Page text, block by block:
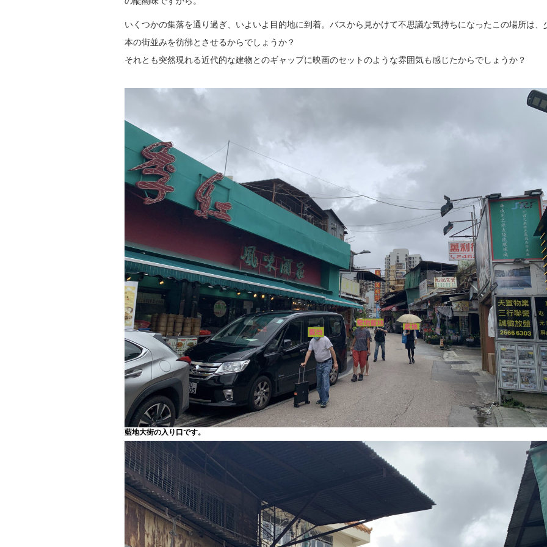
いくつかの集落を通り過ぎ、いよいよ目的地に到着。バスから見かけて不思議な気持ちになったこの場所は、
本の街並みを彷彿とさせるからでしょうか？
それとも突然現れる近代的な建物とのギャップに映画のセットのような雰囲気も感じたからでしょうか？
藍地大街の入り口です。